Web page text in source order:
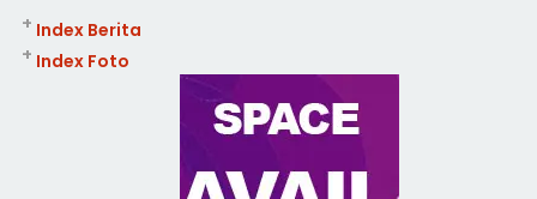
Index Berita
+
Index Foto
+